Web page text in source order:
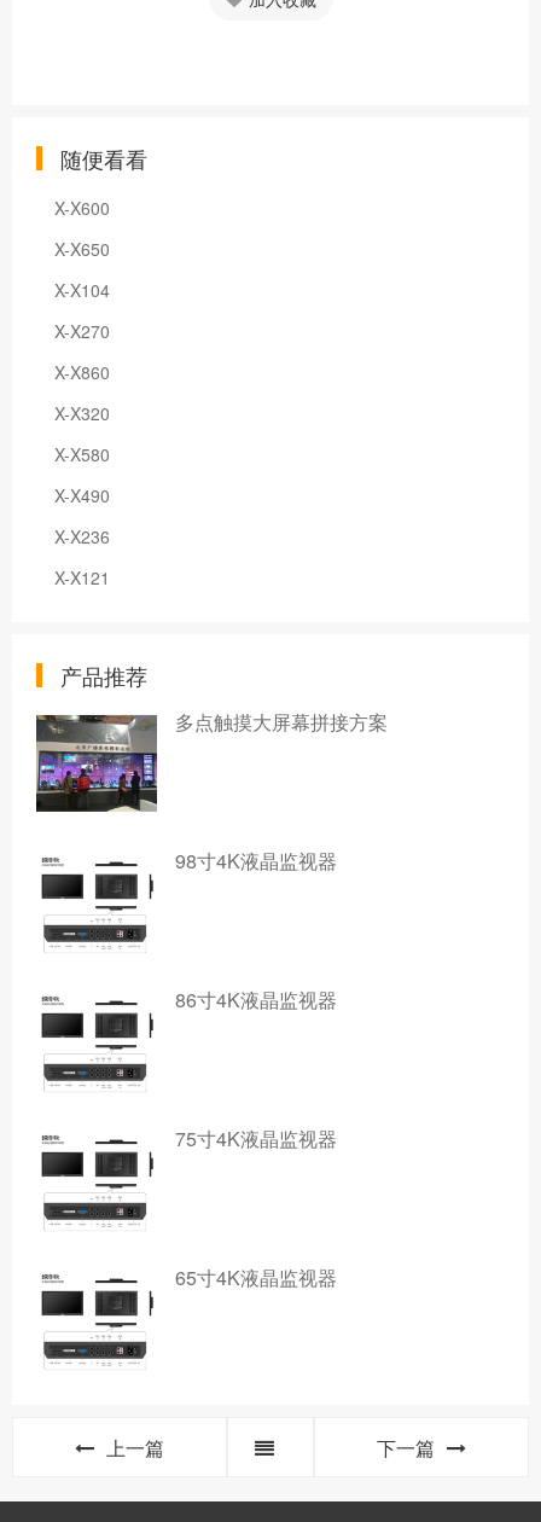
随便看看
X-X600
X-X650
X-X104
X-X270
X-X860
X-X320
X-X580
X-X490
X-X236
X-X121
产品推荐
多点触摸大屏幕拼接方案
98寸4K液晶监视器
86寸4K液晶监视器
75寸4K液晶监视器
65寸4K液晶监视器
上一篇 下一篇